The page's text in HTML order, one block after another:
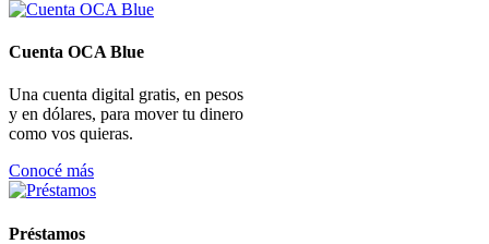
Cuenta OCA Blue
Una cuenta digital gratis, en pesos
y en dólares, para mover tu dinero
como vos quieras.
Conocé más
Préstamos